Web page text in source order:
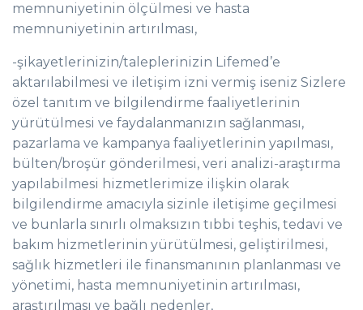
memnuniyetinin ölçülmesi ve hasta
memnuniyetinin artırılması,
-şikayetlerinizin/taleplerinizin Lifemed’e
aktarılabilmesi ve iletişim izni vermiş iseniz Sizlere
özel tanıtım ve bilgilendirme faaliyetlerinin
yürütülmesi ve faydalanmanızın sağlanması,
pazarlama ve kampanya faaliyetlerinin yapılması,
bülten/broşür gönderilmesi, veri analizi-araştırma
yapılabilmesi hizmetlerimize ilişkin olarak
bilgilendirme amacıyla sizinle iletişime geçilmesi
ve bunlarla sınırlı olmaksızın tıbbi teşhis, tedavi ve
bakım hizmetlerinin yürütülmesi, geliştirilmesi,
sağlık hizmetleri ile finansmanının planlanması ve
yönetimi, hasta memnuniyetinin artırılması,
araştırılması ve bağlı nedenler,